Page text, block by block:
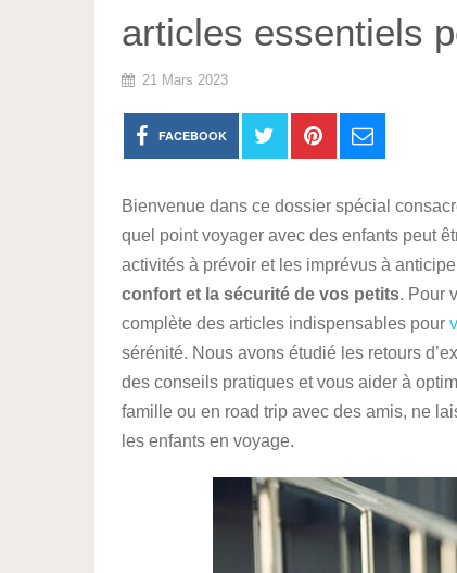
articles essentiels
21 Mars 2023
FACEBOOK
Bienvenue dans ce dossier spécial
quel point voyager avec des enfants peut
activités à prévoir et les imprévus à
confort et la sécurité de vos petits. Pour
complète des articles indispensables pour
sérénité. Nous avons étudié les retours
des conseils pratiques et vous aider à
famille ou en road trip avec des amis, ne
les enfants en voyage.